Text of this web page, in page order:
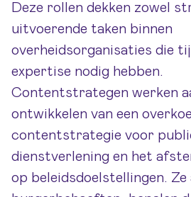
Deze rollen dekken zowel
uitvoerende taken binnen
overheidsorganisaties die
expertise nodig hebben.
Contentstrategen werken
ontwikkelen van een
contentstrategie voor
dienstverlening en het
op beleidsdoelstellingen. Ze